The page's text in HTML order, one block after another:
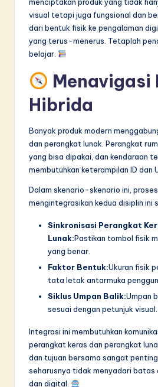
visual tetapi juga fungsional dan
dari bentuk fisik ke pengalaman
yang terus-menerus. Tetaplah
belajar.
Menavigasi
Hibrida
Banyak produk modern
dan perangkat lunak. Perangkat
yang bisa dipakai, dan kendaraan
membutuhkan keterampilan ID dan
Dalam skenario-skenario ini,
mengintegrasikan kedua disiplin ini
Sinkronisasi Perangkat
Lunak:Pastikan tombol fisik
yang benar.
Faktor Bentuk:Ukuran fisik
tata letak antarmuka
Siklus Umpan Balik:Umpan
sesuai dengan petunjuk visual.
Integrasi ini membutuhkan
perangkat keras dan perangkat
dan tujuan bersama sangat
seharusnya tidak menyadari batas
dan digital.